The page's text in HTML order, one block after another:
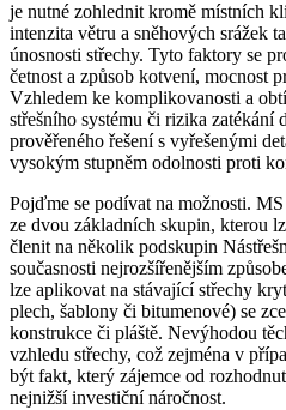
je nutné zohlednit kromě místních
intenzita větru a sněhových srážek
únosnosti střechy. Tyto faktory se
četnost a způsob kotvení, mocnost
Vzhledem ke komplikovanosti a
střešního systému či rizika zatékání
prověřeného řešení s vyřešenými
vysokým stupněm odolnosti proti
Pojďme se ­podívat na možnosti.
ze dvou základních skupin, ­kterou
členit na několik podskupin
současnosti nejrozšířenějším
lze aplikovat na stávající střechy
plech, šablony či bitumenové) se
konstrukce či pláště. Nevýhodou
vzhledu střechy, což zejména v
být fakt, který zájemce od
nejnižší investiční náročnost.